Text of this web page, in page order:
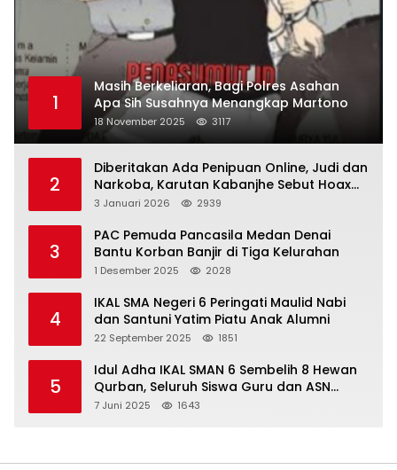
1
Masih Berkeliaran, Bagi Polres Asahan
Apa Sih Susahnya Menangkap Martono
18 November 2025 3117
2
Diberitakan Ada Penipuan Online, Judi dan
Narkoba, Karutan Kabanjhe Sebut Hoax
dan Berita Tak Beryanggungjawab
3 Januari 2026 2939
3
PAC Pemuda Pancasila Medan Denai
Bantu Korban Banjir di Tiga Kelurahan
1 Desember 2025 2028
4
IKAL SMA Negeri 6 Peringati Maulid Nabi
dan Santuni Yatim Piatu Anak Alumni
22 September 2025 1851
5
Idul Adha IKAL SMAN 6 Sembelih 8 Hewan
Qurban, Seluruh Siswa Guru dan ASN
Dapat Daging
7 Juni 2025 1643